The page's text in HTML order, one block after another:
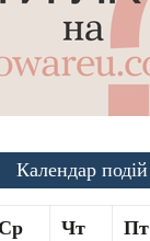
Календар подій
Ср Чт Пт